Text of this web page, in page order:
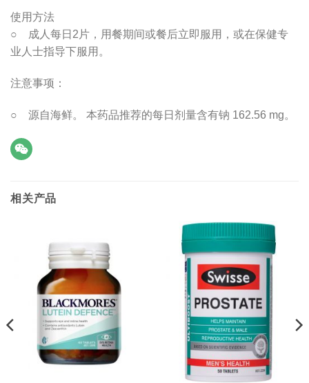
使用方法
○ 成人每日2片，用餐期间或餐后立即服用，或在保健专
业人士指导下服用。
注意事项：
○ 源自海鲜。 本药品推荐的每日剂量含有钠 162.56 mg。
相关产品